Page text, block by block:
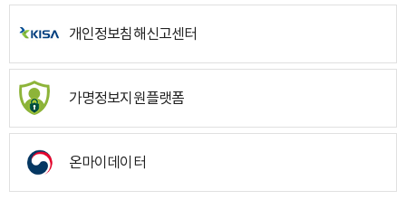
개인정보침해신고센터
가명정보지원플랫폼
온마이데이터